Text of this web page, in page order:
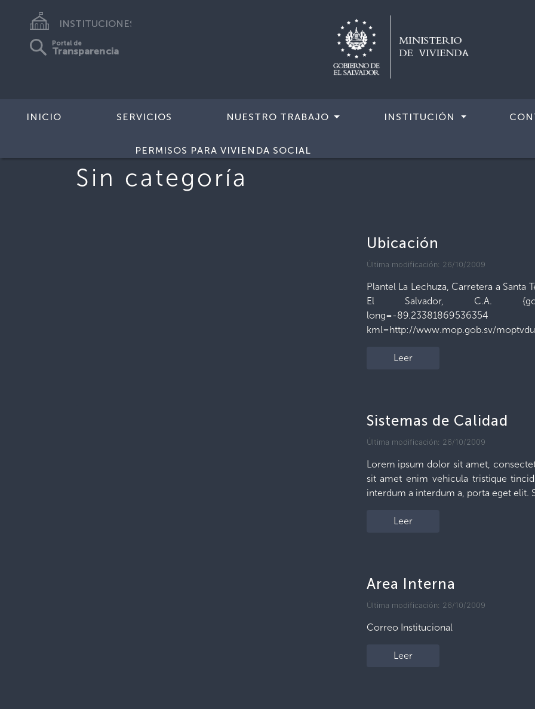
INSTITUCIONES
Portal de
Transparencia
INICIO SERVICIOS NUESTRO TRABAJO INSTITUCIÓN
PERMISOS PARA VIVIENDA SOCIAL
Sin categoría
Ubicación
Última modificación: 26/10/2009
Plantel La Lechuza, Carretera a Santa
El Salvador, C.A.
long=-
kml=http://www.mop.gob.sv/
Leer
Sistemas de Calidad
Última modificación: 26/10/2009
Lorem ipsum dolor sit amet,
sit amet enim vehicula tristique
interdum a interdum a, porta eget elit.
Leer
Area Interna
Última modificación: 26/10/2009
Correo Institucional
Leer